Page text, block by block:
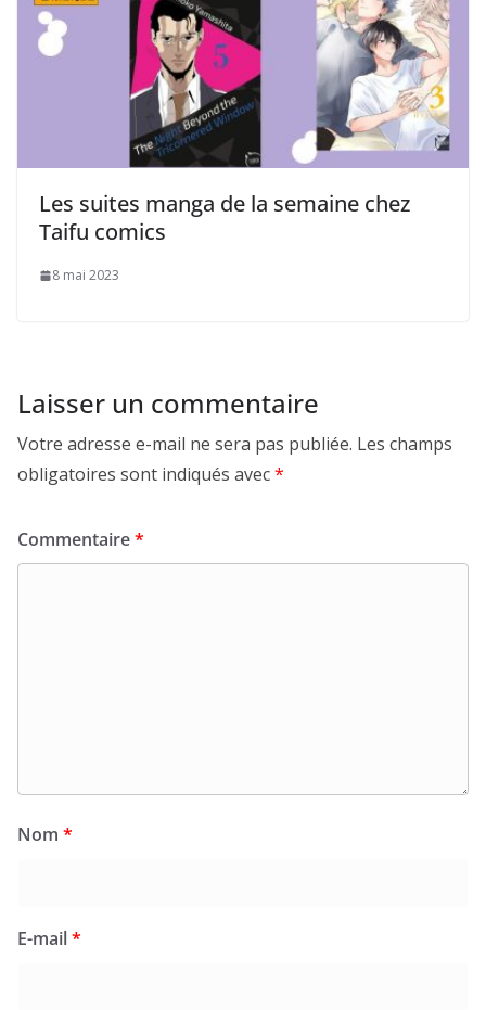
Les suites manga de la semaine chez
Taifu comics
8 mai 2023
Laisser un commentaire
Votre adresse e-mail ne sera pas publiée. Les champs
obligatoires sont indiqués avec*
Commentaire*
Nom *
E-mail*